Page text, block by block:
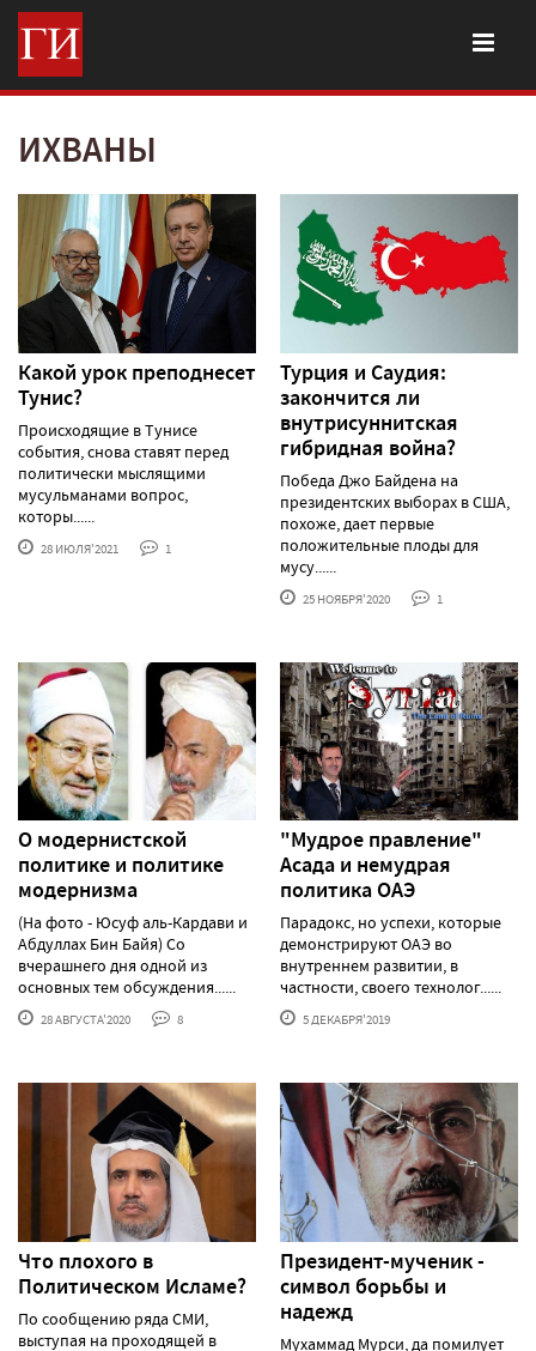
ИХВАНЫ
Какой урок преподнесет
Тунис?
Происходящие в Тунисе
события, снова ставят перед
политически мыслящими
мусульманами вопрос,
которы......
28 ИЮЛЯ'2021 1
Турция и Саудия:
закончится ли
внутрисуннитская
гибридная война?
Победа Джо Байдена на
президентских выборах в США,
похоже, дает первые
положительные плоды для
мусу......
25 НОЯБРЯ'2020 1
О модернистской
политике и политике
модернизма
(На фото - Юсуф аль-Кардави и
Абдуллах Бин Байя) Со
вчерашнего дня одной из
основных тем обсуждения......
28 АВГУСТА'2020 8
"Мудрое правление"
Асада и немудрая
политика ОАЭ
Парадокс, но успехи, которые
демонстрируют ОАЭ во
внутреннем развитии, в
частности, своего технолог......
5 ДЕКАБРЯ'2019
Что плохого в
Политическом Исламе?
По сообщению ряда СМИ,
выступая на проходящей в
Президент-мученик -
символ борьбы и
надежд
Мухаммад Мурси, да помилует